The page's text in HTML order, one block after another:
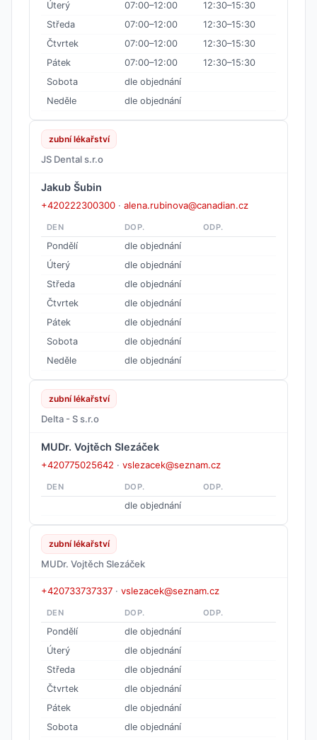
Úterý 07:00–12:00
12:30–15:30
Středa
07:00–12:00
12:30–15:30
Čtvrtek
07:00–12:00
12:30–15:30
Pátek
07:00–12:00
12:30–15:30
Sobota
dle objednání
Neděle
dle objednání
zubní lékařství
JS Dental s.r.o
Jakub Šubin
+420222300300 · alena.rubinova@canadian.cz
DEN DOP. ODP.
Pondělí
dle objednání
Úterý
dle objednání
Středa
dle objednání
Čtvrtek
dle objednání
Pátek
dle objednání
Sobota
dle objednání
Neděle
dle objednání
zubní lékařství
Delta - S s.r.o
MUDr. Vojtěch Slezáček
+420775025642 · vslezacek@seznam.cz
DEN DOP. ODP.
dle objednání
zubní lékařství
MUDr. Vojtěch Slezáček
+420733737337 · vslezacek@seznam.cz
DEN DOP. ODP.
Pondělí
dle objednání
Úterý
dle objednání
Středa
dle objednání
Čtvrtek
dle objednání
Pátek
dle objednání
Sobota
dle objednání